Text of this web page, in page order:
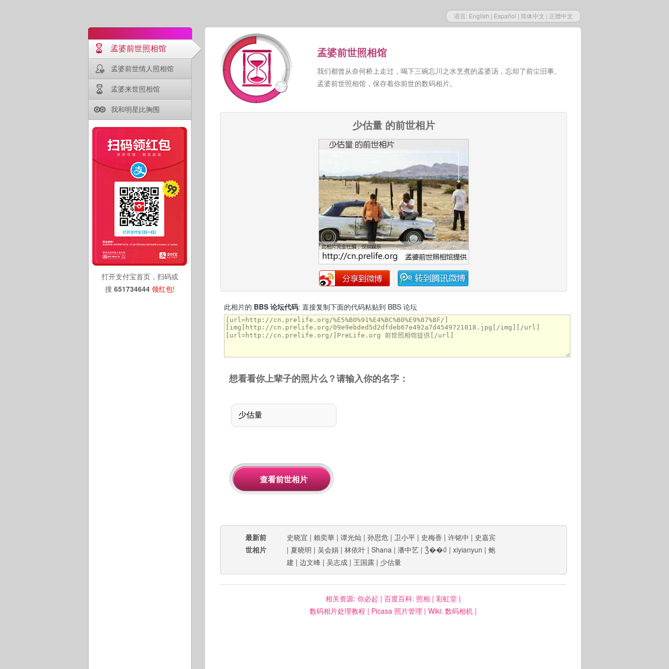
语言: English | Español | 简体中文 | 正體中文
孟婆前世照相馆
孟婆前世情人照相馆
孟婆来世照相馆
我和明星比胸围
打开支付宝首页，扫码或
搜 651734644 领红包!
孟婆前世照相馆
我们都曾从奈何桥上走过，喝下三碗忘川之水烹煮的孟婆汤，忘却了前尘旧事。
孟婆前世照相馆，保存着你前世的数码相片。
少估量 的前世相片
此相片的 BBS 论坛代码: 直接复制下面的代码粘贴到 BBS 论坛
想看看你上辈子的照片么？请输入你的名字：
最新前
世相片
史晓宜 | 賴奕華 | 谭光灿 | 孙思危 | 卫小平 | 史梅香 | 许铭中 | 史嘉宾
| 夏晓明 | 吴会娟 | 林依叶 | Shana | 潘中艺 | Ǯ��ΰ | xiyianyun | 鲍
建 | 边文峰 | 吴志成 | 王国露 | 少估量
相关资源: 你必起 | 百度百科: 照相 | 彩虹堂|
数码相片处理教程 | Picasa 照片管理 | Wiki: 数码相机|